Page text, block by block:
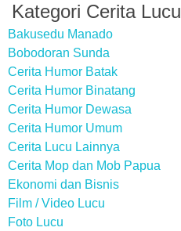
Kategori Cerita Lucu
Bakusedu Manado
Bobodoran Sunda
Cerita Humor Batak
Cerita Humor Binatang
Cerita Humor Dewasa
Cerita Humor Umum
Cerita Lucu Lainnya
Cerita Mop dan Mob Papua
Ekonomi dan Bisnis
Film / Video Lucu
Foto Lucu